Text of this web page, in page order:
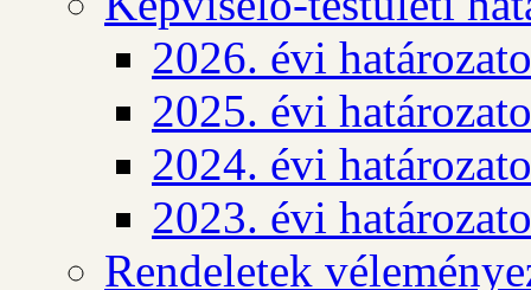
2026. évi
2025. évi
2024. évi
2023. évi
Rendeletek